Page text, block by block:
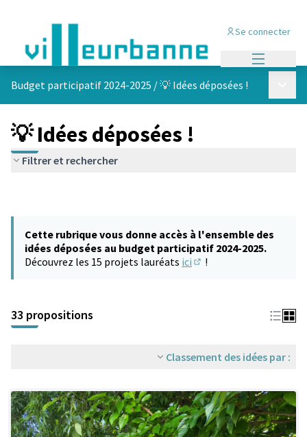
Se connecter
Budget participatif 2024-2025 /💡 Idées déposées !
💡 Idées déposées !
Filtrer et rechercher
Cette rubrique vous donne accès à l'ensemble des
idées déposées au budget participatif 2024-2025.
Découvrez les 15 projets lauréats ici !
33 propositions
Classement des idées par :